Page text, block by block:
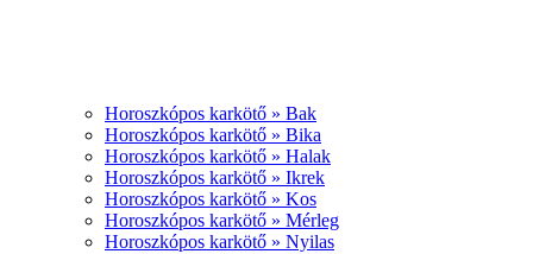
Horoszkópos karkötő » Bak
Horoszkópos karkötő » Bika
Horoszkópos karkötő » Halak
Horoszkópos karkötő » Ikrek
Horoszkópos karkötő » Kos
Horoszkópos karkötő » Mérleg
Horoszkópos karkötő » Nyilas